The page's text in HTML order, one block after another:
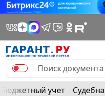
Бюджетный учет